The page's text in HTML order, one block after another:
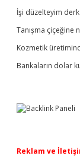
İşi düzelteyim
Tanışma çiçeğine
Kozmetik
Bankaların dolar
Reklam ve